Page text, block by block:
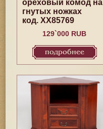
ореховый комод на
гнутых ножках
код. XX85769
129`000 RUB
подробнее